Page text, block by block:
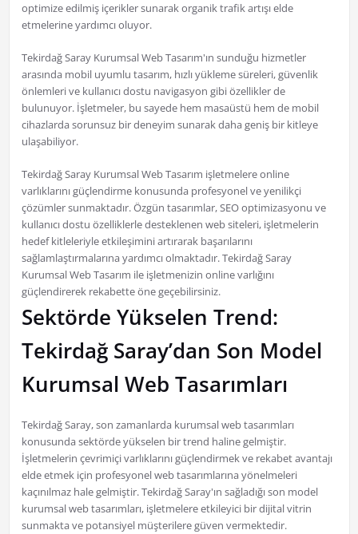
optimize edilmiş içerikler sunarak organik trafik artışı elde
etmelerine yardımcı oluyor.
Tekirdağ Saray Kurumsal Web Tasarım'ın sunduğu hizmetler
arasında mobil uyumlu tasarım, hızlı yükleme süreleri, güvenlik
önlemleri ve kullanıcı dostu navigasyon gibi özellikler de
bulunuyor. İşletmeler, bu sayede hem masaüstü hem de mobil
cihazlarda sorunsuz bir deneyim sunarak daha geniş bir kitleye
ulaşabiliyor.
Tekirdağ Saray Kurumsal Web Tasarım işletmelere online
varlıklarını güçlendirme konusunda profesyonel ve yenilikçi
çözümler sunmaktadır. Özgün tasarımlar, SEO optimizasyonu ve
kullanıcı dostu özelliklerle desteklenen web siteleri, işletmelerin
hedef kitleleriyle etkileşimini artırarak başarılarını
sağlamlaştırmalarına yardımcı olmaktadır. Tekirdağ Saray
Kurumsal Web Tasarım ile işletmenizin online varlığını
güçlendirerek rekabette öne geçebilirsiniz.
Sektörde Yükselen Trend:
Tekirdağ Saray’dan Son Model
Kurumsal Web Tasarımları
Tekirdağ Saray, son zamanlarda kurumsal web tasarımları
konusunda sektörde yükselen bir trend haline gelmiştir.
İşletmelerin çevrimiçi varlıklarını güçlendirmek ve rekabet avantajı
elde etmek için profesyonel web tasarımlarına yönelmeleri
kaçınılmaz hale gelmiştir. Tekirdağ Saray'ın sağladığı son model
kurumsal web tasarımları, işletmelere etkileyici bir dijital vitrin
sunmakta ve potansiyel müşterilere güven vermektedir.